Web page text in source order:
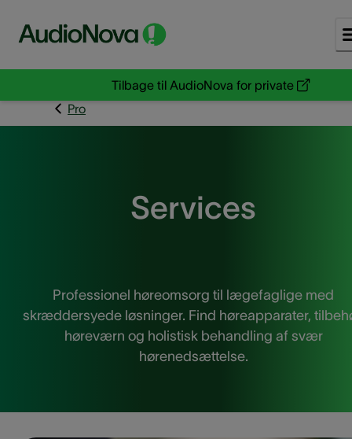
Tilbage til AudioNova for private
Pro
Services
Professionel høreomsorg til lægefaglige med
skræddersyede løsninger. Find høreapparater,
høreværn og holistisk behandling af svær
hørenedsættelse.